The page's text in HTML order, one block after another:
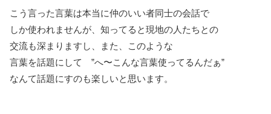
こう言った言葉は本当に仲のいい者同士の会話で
しか使われませんが、知ってると現地の人たちとの
交流も深まりますし、また、このような
言葉を話題にして ”へ〜こんな言葉使ってるんだぁ”
なんて話題にすのも楽しいと思います。